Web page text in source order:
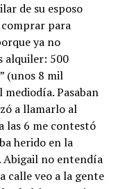
de su esposo
comprar para
ya no
alquiler: 500
(unos 8 mil
Pasaban
a llamarlo al
las 6 me contestó
herido en la
Abigail no entendía
calle veo a la gente